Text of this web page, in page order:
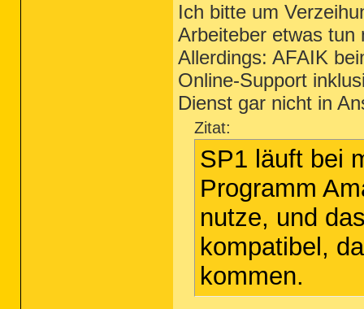
Ich bitte um
Arbeiteber etwas
Allerdings: AFAIK
Online-Support
Dienst gar nicht in
Zitat:
SP1 läuft bei
Programm
nutze, und
kompatibel,
kommen.